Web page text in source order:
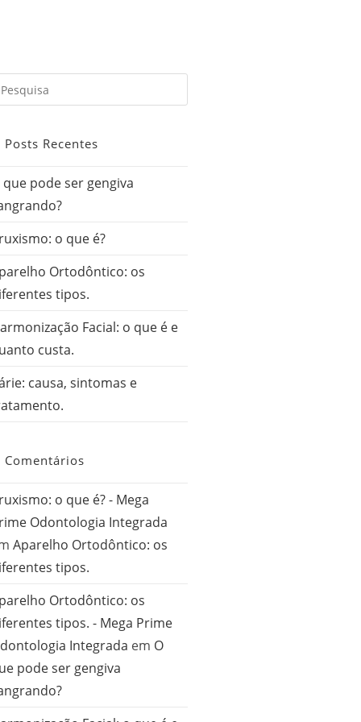
Posts Recentes
que pode ser gengiva
o que é?
Ortodôntico: os
tipos.
Facial: o que é e
custa.
causa, sintomas e
Comentários
o que é? - Mega
Odontologia Integrada
Aparelho Ortodôntico: os
tipos.
Ortodôntico: os
tipos. - Mega Prime
Integrada em O
pode ser gengiva